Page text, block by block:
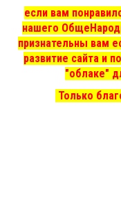
если вам
нашего
признательны вам
развитие сайта и
"облаке"
Только